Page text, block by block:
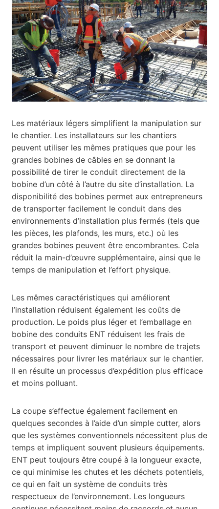
Les matériaux légers simplifient la manipulation sur
le chantier. Les installateurs sur les chantiers
peuvent utiliser les mêmes pratiques que pour les
grandes bobines de câbles en se donnant la
possibilité de tirer le conduit directement de la
bobine d’un côté à l’autre du site d’installation. La
disponibilité des bobines permet aux entrepreneurs
de transporter facilement le conduit dans des
environnements d’installation plus fermés (tels que
les pièces, les plafonds, les murs, etc.) où les
grandes bobines peuvent être encombrantes. Cela
réduit la main-d’œuvre supplémentaire, ainsi que le
temps de manipulation et l’effort physique.
Les mêmes caractéristiques qui améliorent
l’installation réduisent également les coûts de
production. Le poids plus léger et l’emballage en
bobine des conduits ENT réduisent les frais de
transport et peuvent diminuer le nombre de trajets
nécessaires pour livrer les matériaux sur le chantier.
Il en résulte un processus d’expédition plus efficace
et moins polluant.
La coupe s’effectue également facilement en
quelques secondes à l’aide d’un simple cutter, alors
que les systèmes conventionnels nécessitent plus de
temps et impliquent souvent plusieurs équipements.
ENT peut toujours être coupé à la longueur exacte,
ce qui minimise les chutes et les déchets potentiels,
ce qui en fait un système de conduits très
respectueux de l’environnement. Les longueurs